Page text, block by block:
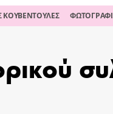
ΚΟΥΒΕΝΤΟΥΛΕΣ